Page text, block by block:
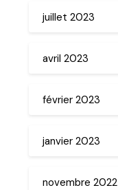
juillet 2023
avril 2023
février 2023
janvier 2023
novembre 2022